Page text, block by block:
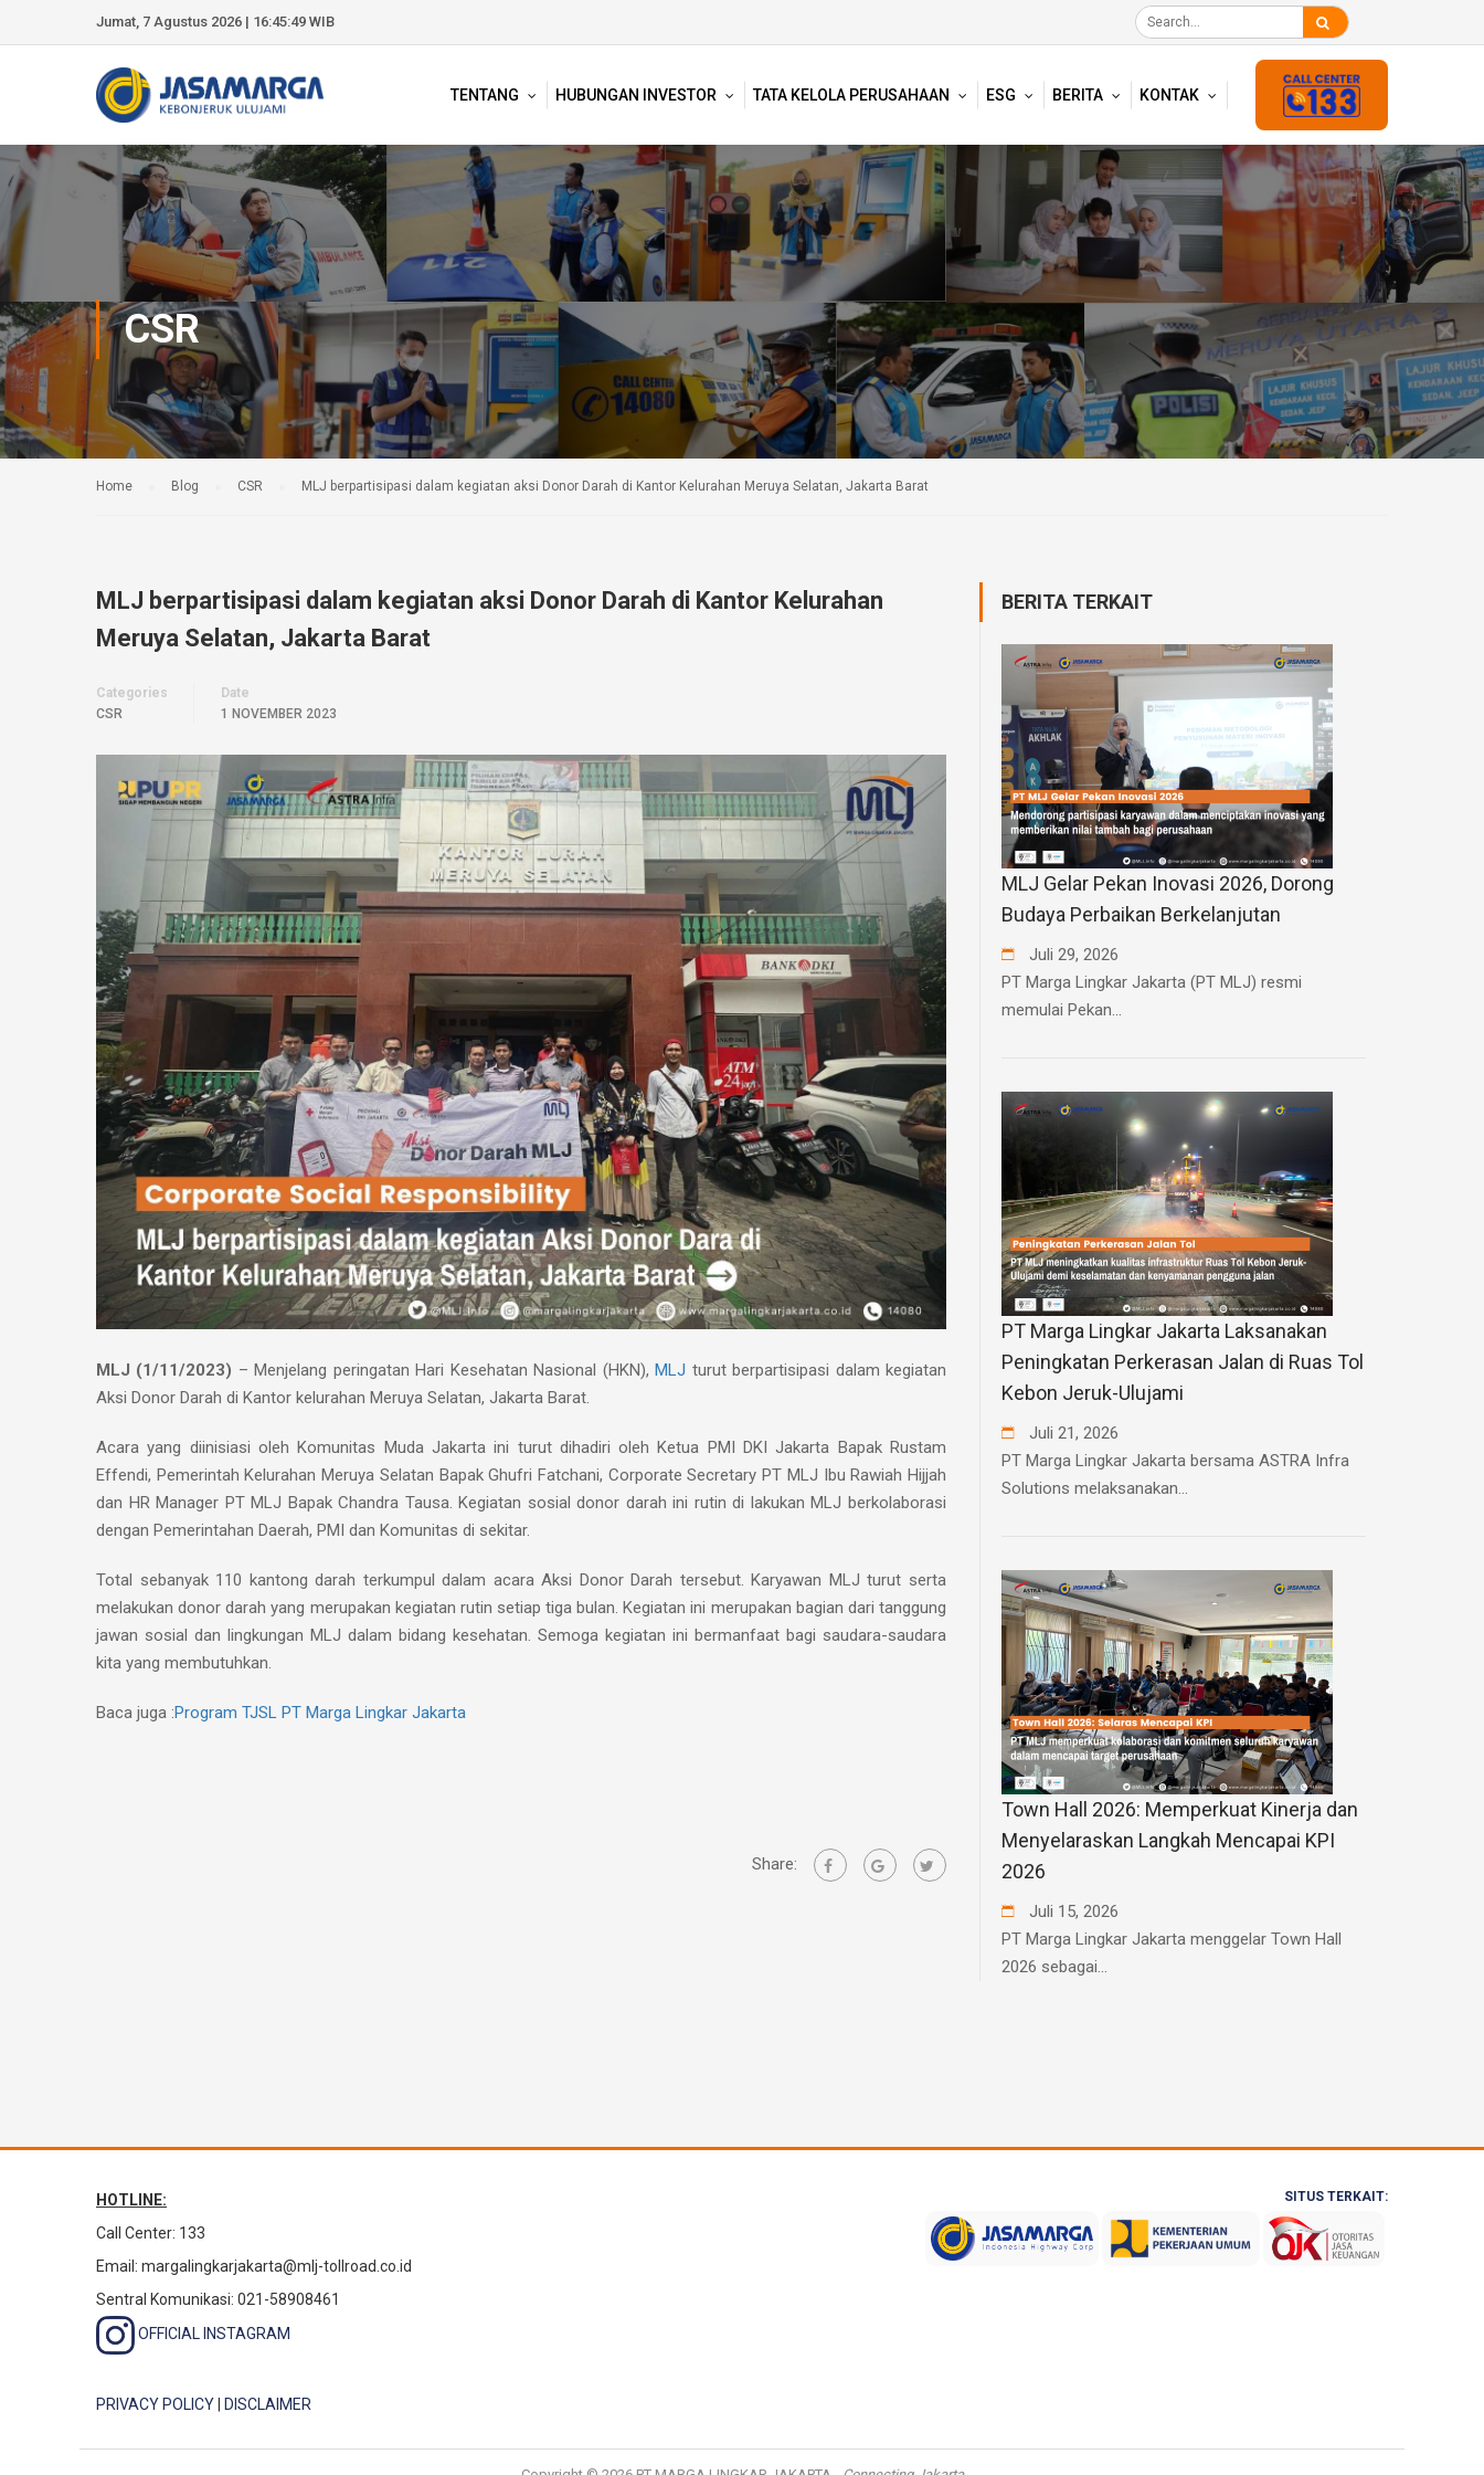
Jumat, 7 Agustus 2026 | 16:45:50 WIB
TENTANG HUBUNGAN INVESTOR TATA KELOLA PERUSAHAAN ESG BERITA KONTAK
CSR
Home Blog CSR MLJ berpartisipasi dalam kegiatan aksi Donor Darah di Kantor Kelurahan Meruya Selatan, Jakarta Barat
MLJ berpartisipasi dalam kegiatan aksi Donor Darah di Kantor Kelurahan
Meruya Selatan, Jakarta Barat
Categories
CSR
Date
1 NOVEMBER 2023
MLJ (1/11/2023) – Menjelang peringatan Hari Kesehatan Nasional (HKN),MLJ turut berpartisipasi dalam kegiatan
Aksi Donor Darah di Kantor kelurahan Meruya Selatan, Jakarta Barat.
Acara yang diinisiasi oleh Komunitas Muda Jakarta ini turut dihadiri oleh Ketua PMI DKI Jakarta Bapak Rustam
Effendi, Pemerintah Kelurahan Meruya Selatan Bapak Ghufri Fatchani, Corporate Secretary PT MLJ Ibu Rawiah Hijjah
dan HR Manager PT MLJ Bapak Chandra Tausa. Kegiatan sosial donor darah ini rutin di lakukan MLJ berkolaborasi
dengan Pemerintahan Daerah, PMI dan Komunitas di sekitar.
Total sebanyak 110 kantong darah terkumpul dalam acara Aksi Donor Darah tersebut. Karyawan MLJ turut serta
melakukan donor darah yang merupakan kegiatan rutin setiap tiga bulan. Kegiatan ini merupakan bagian dari tanggung
jawan sosial dan lingkungan MLJ dalam bidang kesehatan. Semoga kegiatan ini bermanfaat bagi saudara-saudara
kita yang membutuhkan.
Baca juga :Program TJSL PT Marga Lingkar Jakarta
Share:
BERITA TERKAIT
MLJ Gelar Pekan Inovasi 2026, Dorong
Budaya Perbaikan Berkelanjutan
Juli 29, 2026
PT Marga Lingkar Jakarta (PT MLJ) resmi
memulai Pekan...
PT Marga Lingkar Jakarta Laksanakan
Peningkatan Perkerasan Jalan di Ruas Tol
Kebon Jeruk-Ulujami
Juli 21, 2026
PT Marga Lingkar Jakarta bersama ASTRA Infra
Solutions melaksanakan...
Town Hall 2026: Memperkuat Kinerja dan
Menyelaraskan Langkah Mencapai KPI
2026
Juli 15, 2026
PT Marga Lingkar Jakarta menggelar Town Hall
2026 sebagai...
HOTLINE:
Call Center: 133
Email: margalingkarjakarta@mlj-tollroad.co.id
Sentral Komunikasi: 021-58908461
OFFICIAL INSTAGRAM
PRIVACY POLICY DISCLAIMER
SITUS TERKAIT: